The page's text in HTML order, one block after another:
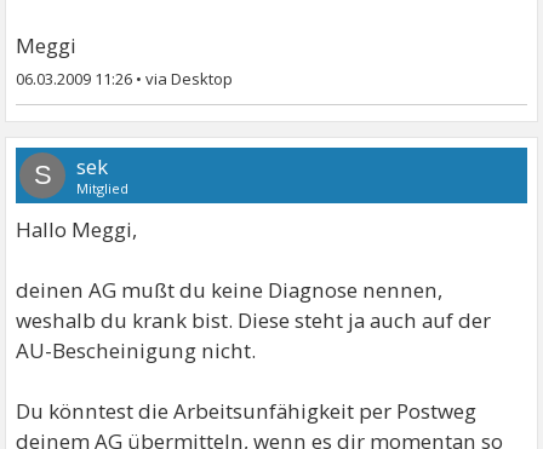
Meggi
06.03.2009 11:26 •
S sek
Mitglied
Hallo Meggi,
deinen AG mußt du keine Diagnose nennen,
weshalb du krank bist. Diese steht ja auch auf der
AU-Bescheinigung nicht.
Du könntest die Arbeitsunfähigkeit per Postweg
deinem AG übermitteln, wenn es dir momentan so